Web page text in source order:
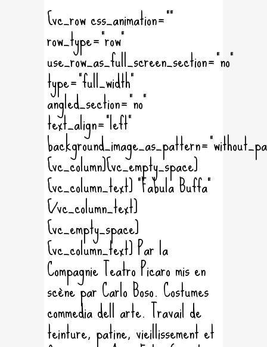
[vc_row css_animation=""
row_type="row"
use_row_as_full_screen_section="no"
type="full_width"
angled_section="no"
text_align="left"
[vc_column][vc_empty_space]
[vc_column_text] "Fabula Buffa"
[/vc_column_text]
[vc_empty_space]
[vc_column_text] Par la
Compagnie Teatro Picaro mis en
scène par Carlo Boso. Costumes
commedia dell arte. Travail de
teinture, patine, vieillissement et